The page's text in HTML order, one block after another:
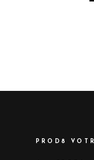
PROD8